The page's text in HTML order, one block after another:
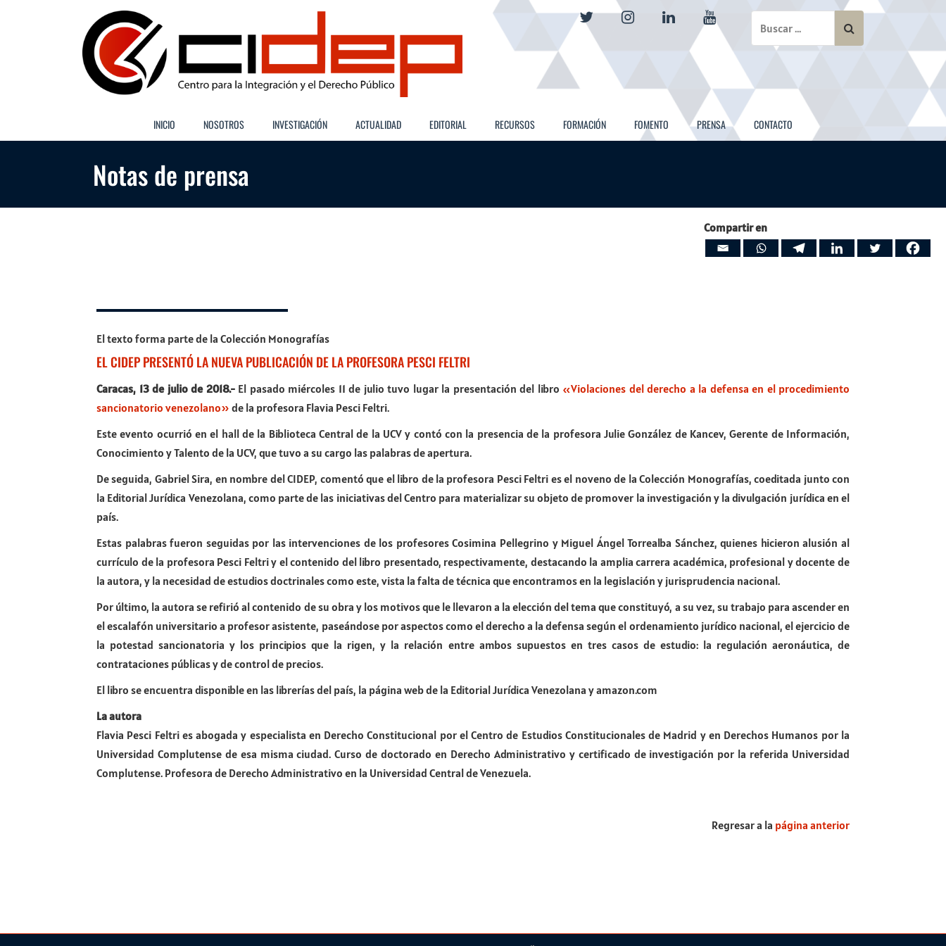
twitter instagramlinkedinyoutube
INICIO NOSOTROS INVESTIGACIÓN ACTUALIDAD EDITORIAL RECURSOS FORMACIÓN FOMENTO PRENSA CONTACTO
Notas de prensa
Compartir en
El texto forma parte de la Colección Monografías
EL CIDEP PRESENTÓ LA NUEVA PUBLICACIÓN DE LA PROFESORA PESCI FELTRI
Caracas, 13 de julio de 2018.-El pasado miércoles 11 de julio tuvo lugar la presentación del libro «Violaciones del derecho a la defensa en el procedimiento
sancionatorio venezolano» de la profesora Flavia Pesci Feltri.
Este evento ocurrió en el hall de la Biblioteca Central de la UCV y contó con la presencia de la profesora Julie González de Kancev, Gerente de Información,
Conocimiento y Talento de la UCV, que tuvo a su cargo las palabras de apertura.
De seguida, Gabriel Sira, en nombre del CIDEP, comentó que el libro de la profesora Pesci Feltri es el noveno de la Colección Monografías, coeditada junto con
la Editorial Jurídica Venezolana, como parte de las iniciativas del Centro para materializar su objeto de promover la investigación y la divulgación jurídica en el
país.
Estas palabras fueron seguidas por las intervenciones de los profesores Cosimina Pellegrino y Miguel Ángel Torrealba Sánchez, quienes hicieron alusión al
currículo de la profesora Pesci Feltri y el contenido del libro presentado, respectivamente, destacando la amplia carrera académica, profesional y docente de
la autora, y la necesidad de estudios doctrinales como este, vista la falta de técnica que encontramos en la legislación y jurisprudencia nacional.
Por último, la autora se refirió al contenido de su obra y los motivos que le llevaron a la elección del tema que constituyó, a su vez, su trabajo para ascender en
el escalafón universitario a profesor asistente, paseándose por aspectos como el derecho a la defensa según el ordenamiento jurídico nacional, el ejercicio de
la potestad sancionatoria y los principios que la rigen, y la relación entre ambos supuestos en tres casos de estudio: la regulación aeronáutica, de
contrataciones públicas y de control de precios.
El libro se encuentra disponible en las librerías del país, la página web de la Editorial Jurídica Venezolana y amazon.com
La autora
Flavia Pesci Feltri es abogada y especialista en Derecho Constitucional por el Centro de Estudios Constitucionales de Madrid y en Derechos Humanos por la
Universidad Complutense de esa misma ciudad. Curso de doctorado en Derecho Administrativo y certificado de investigación por la referida Universidad
Complutense. Profesora de Derecho Administrativo en la Universidad Central de Venezuela.
Regresar a la página anterior